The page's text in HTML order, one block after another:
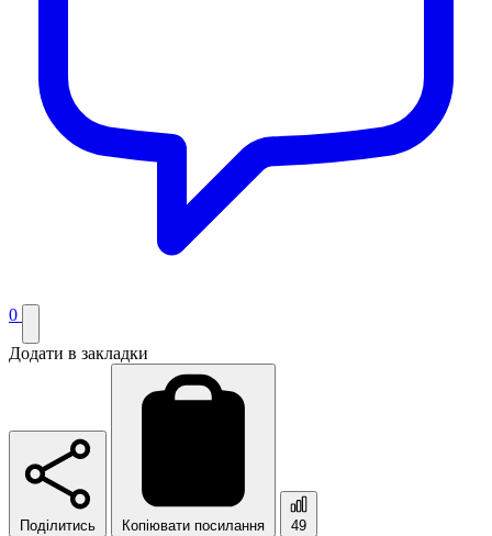
0
Додати в закладки
Поділитись Копіювати посилання 49